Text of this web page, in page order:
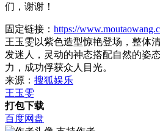
们，谢谢！
固定链接： https://
王玉雯以紫色造型惊艳登场，整体
发迷人，灵动的神态搭配自然的姿
力，成功俘获众人目光。
来源： 搜狐娱乐
王玉雯
打包下载
百度网盘